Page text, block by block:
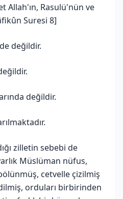
Suresi 8]
değildir.
değildir.
zilletin sebebi de
Müslüman nüfus,
cetvelle çizilmiş
orduları birbirinden